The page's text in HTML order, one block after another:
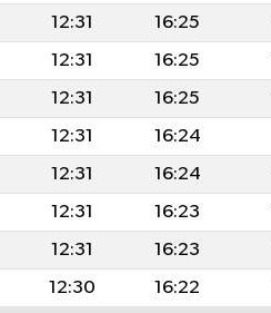
12:31 16:25
12:31 16:25
12:31 16:25
12:31 16:24
12:31 16:24
12:31 16:23
12:31 16:23
12:30 16:22